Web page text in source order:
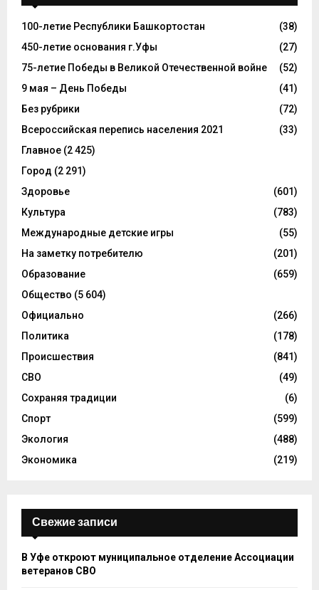
100-летие Республики Башкортостан
(38)
450-летие основания г.Уфы
(27)
75-летие Победы в Великой Отечественной войне
(52)
9 мая – День Победы
(41)
Без рубрики
(72)
Всероссийская перепись населения 2021
(33)
Главное (2 425)
Город (2 291)
Здоровье
(601)
Культура
(783)
Международные детские игры
(55)
На заметку потребителю
(201)
Образование
(659)
Общество (5 604)
Официально
(266)
Политика
(178)
Происшествия
(841)
СВО
(49)
Сохраняя традиции
(6)
Спорт
(599)
Экология
(488)
Экономика
(219)
Свежие записи
В Уфе откроют муниципальное отделение Ассоциации
ветеранов СВО